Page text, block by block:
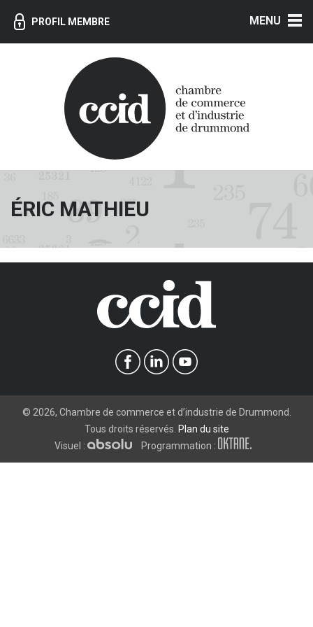
PROFIL MEMBRE
ÉRIC MATHIEU
© 2026, Chambre de commerce et d’industrie de Drummond.
Tous droits réservés. Plan du site
Visuel :
Programmation :
MENU